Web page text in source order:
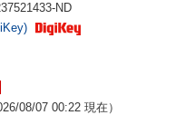
ND
08/07 00:22 現在）